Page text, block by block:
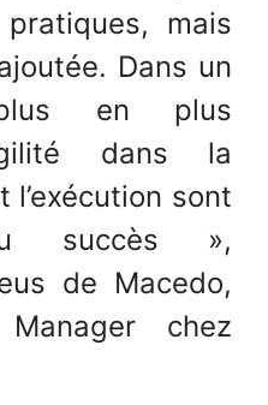
mais
Dans un
en plus
dans la
l’exécution sont
succès »,
de Macedo,
chez